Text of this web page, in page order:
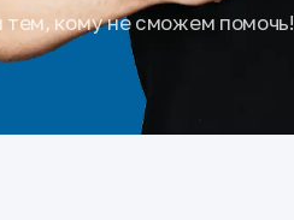
тем, кому не сможем помочь!